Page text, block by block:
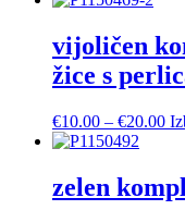
do
vijoličen
žice s
€10.00 – €20.00
do
zelen